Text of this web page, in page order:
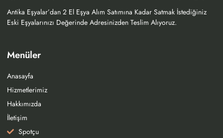
Antika Eşyalar’dan 2 El Eşya Alım Satımına Kadar Satmak İstediğiniz
Eski Eşyalarınızı Değerinde Adresinizden Teslim Alıyoruz.
Menüler
Anasayfa
Hizmetlerimiz
Hakkımızda
İletişim
Spotçu